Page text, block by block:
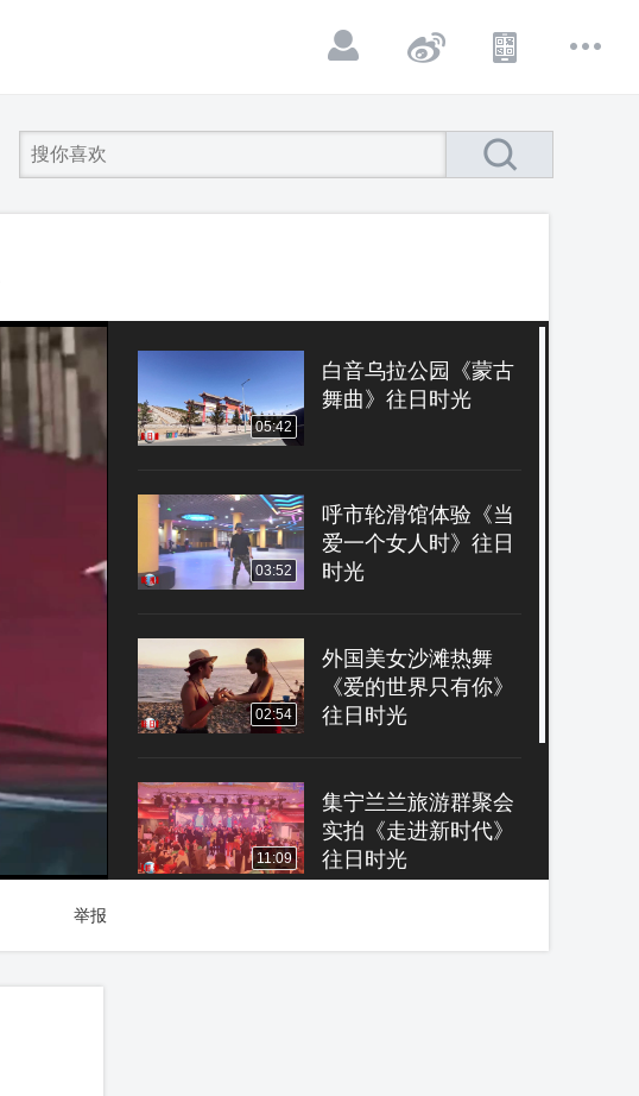
05:42
白音乌拉公园《蒙古
舞曲》往日时光
03:52
呼市轮滑馆体验《当
爱一个女人时》往日
时光
02:54
外国美女沙滩热舞
《爱的世界只有你》
往日时光
11:09
集宁兰兰旅游群聚会
实拍《走进新时代》
往日时光
郑州皇后舞蹈培训学
举报